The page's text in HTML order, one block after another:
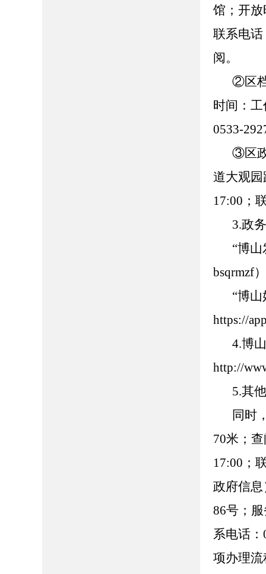
馆；开
联系电话
阅。
②区
时间：
0533-
③区
道大观
17:00；
3.政
“博
bsqrmzf
“博
https://
4.博
http://
5.其
同时
70米；
17:00；
政府信
86号；
系电话
项办理